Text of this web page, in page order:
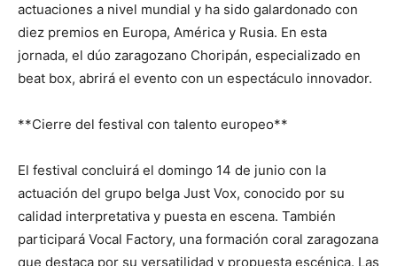
actuaciones a nivel mundial y ha sido galardonado con
diez premios en Europa, América y Rusia. En esta
jornada, el dúo zaragozano Choripán, especializado en
beat box, abrirá el evento con un espectáculo innovador.
**Cierre del festival con talento europeo**
El festival concluirá el domingo 14 de junio con la
actuación del grupo belga Just Vox, conocido por su
calidad interpretativa y puesta en escena. También
participará Vocal Factory, una formación coral zaragozana
que destaca por su versatilidad y propuesta escénica. Las